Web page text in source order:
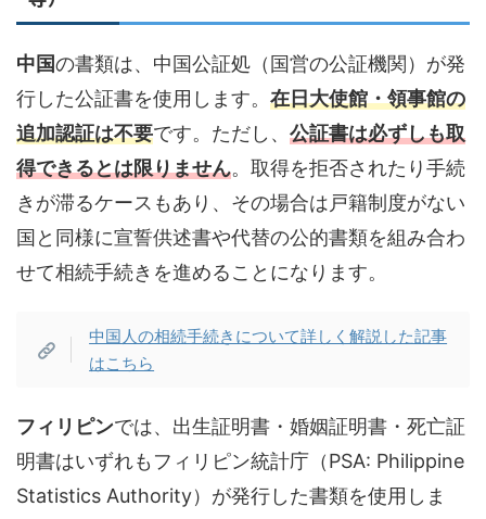
中国の書類は、中国公証処（国営の公証機関）が発
行した公証書を使用します。 在日大使館・領事館の
追加認証は不要です。ただし、 公証書は必ずしも取
得できるとは限りません。取得を拒否されたり手続
きが滞るケースもあり、その場合は戸籍制度がない
国と同様に宣誓供述書や代替の公的書類を組み合わ
せて相続手続きを進めることになります。
中国人の相続手続きについて詳しく解説した記事
はこちら
フィリピンでは、出生証明書・婚姻証明書・死亡証
明書はいずれもフィリピン統計庁（PSA: Philippine
Statistics Authority）が発行した書類を使用しま